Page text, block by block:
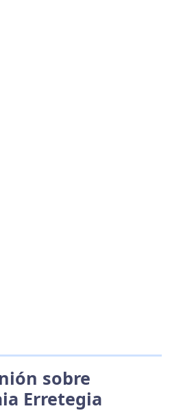
sobre
Erretegia